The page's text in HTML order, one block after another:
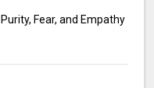
Fear, and Empathy